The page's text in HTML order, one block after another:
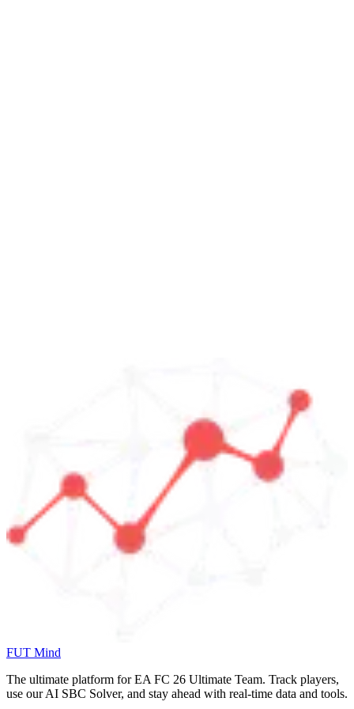
FUT Mind
The ultimate platform for EA FC 26 Ultimate Team. Track players,
use our AI SBC Solver, and stay ahead with real-time data and tools.